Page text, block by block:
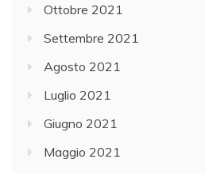
Ottobre 2021
Settembre 2021
Agosto 2021
Luglio 2021
Giugno 2021
Maggio 2021